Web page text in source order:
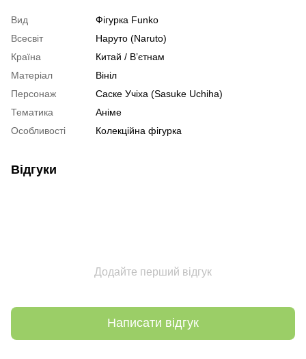
Вид
Фігурка Funko
Всесвіт
Наруто (Naruto)
Країна
Китай / В’єтнам
Матеріал
Вініл
Персонаж
Саске Учіха (Sasuke Uchiha)
Тематика
Аніме
Особливості
Колекційна фігурка
Відгуки
Додайте перший відгук
Написати відгук